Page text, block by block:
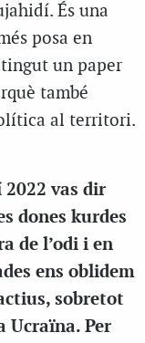
És una
posa en
un paper
també
al territori.
vas dir
dones kurdes
de l’odi i en
ens oblidem
sobretot
Ucraïna. Per